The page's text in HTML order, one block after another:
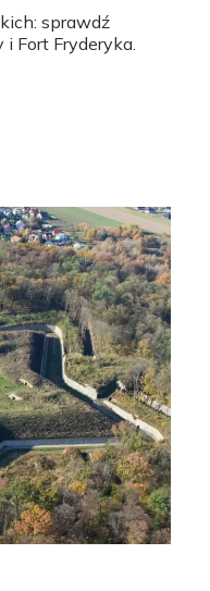
sprawdź
Fort Fryderyka.